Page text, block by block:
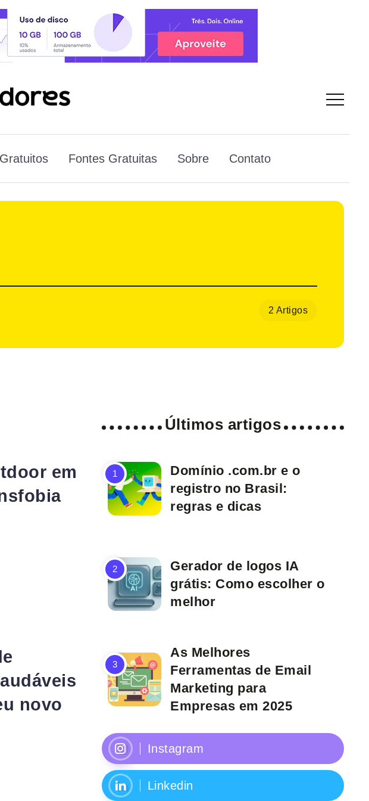
Fontes Gratuitas Sobre Contato
2 Artigos
em
novo
Últimos artigos
Domínio .com.br e o
registro no Brasil:
regras e dicas
Gerador de logos IA
grátis: Como escolher o
melhor
As Melhores
Ferramentas de Email
Marketing para
Empresas em 2025
Instagram
Linkedin